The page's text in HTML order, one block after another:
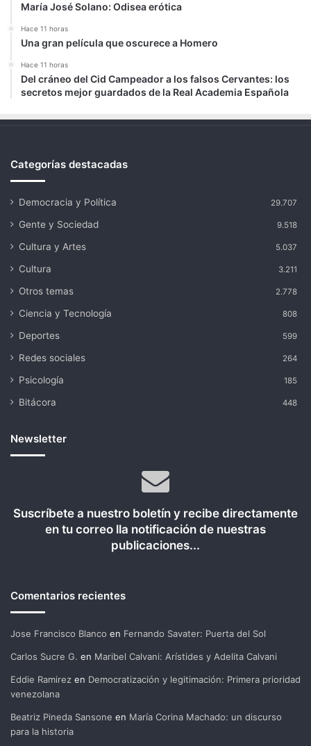
María José Solano: Odisea erótica
Hace 11 horas
Una gran película que oscurece a Homero
Hace 11 horas
Del cráneo del Cid Campeador a los falsos Cervantes: los
secretos mejor guardados de la Real Academia Española
Categorías destacadas
Democracia y Política 29.707
Gente y Sociedad 9.518
Cultura y Artes 5.037
Cultura 3.211
Otros temas 2.778
Ciencia y Tecnología 808
Deportes 599
Redes sociales 264
Psicología 185
Bitácora 448
Newsletter
Suscríbete a nuestro boletín y recibe directamente
en tu correo lla notificación de nuestras
publicaciones...
Comentarios recientes
Jose Francisco Blanco en Fernando Savater: Puerta del Sol
Carlos Sucre G. en Maribel Calvani: Arístides y Adelita Calvani
Eddie Ramirez en Democratización y legitimación: Primera prioridad
venezolana
Beatriz Pineda Sansone en María Corina Machado: un discurso
para la historia